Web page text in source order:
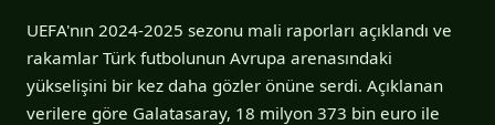
UEFA'nın 2024-2025 sezonu mali raporları açıklandı ve
rakamlar Türk futbolunun Avrupa arenasındaki
yükselişini bir kez daha gözler önüne serdi. Açıklanan
verilere göre Galatasaray, 18 milyon 373 bin euro ile